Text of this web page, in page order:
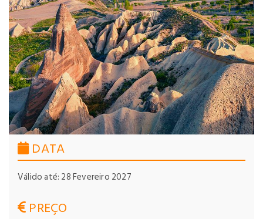
DATA
Válido até: 28 Fevereiro 2027
PREÇO